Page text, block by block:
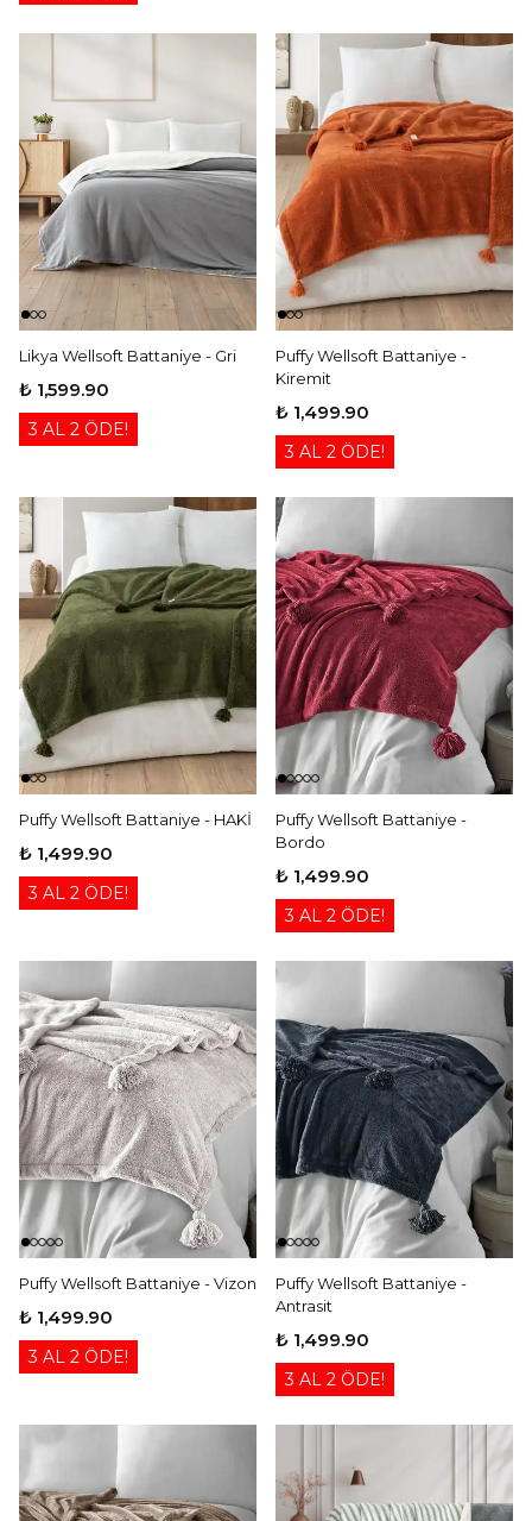
Likya Wellsoft Battaniye - Gri
₺ 1,599.90
3 AL 2 ÖDE!
Puffy Wellsoft Battaniye -
Kiremit
₺ 1,499.90
3 AL 2 ÖDE!
Puffy Wellsoft Battaniye - HAKİ
₺ 1,499.90
3 AL 2 ÖDE!
Puffy Wellsoft Battaniye -
Bordo
₺ 1,499.90
3 AL 2 ÖDE!
Puffy Wellsoft Battaniye - Vizon
₺ 1,499.90
3 AL 2 ÖDE!
Puffy Wellsoft Battaniye -
Antrasit
₺ 1,499.90
3 AL 2 ÖDE!